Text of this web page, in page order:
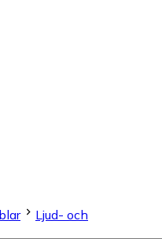
Ljud- och